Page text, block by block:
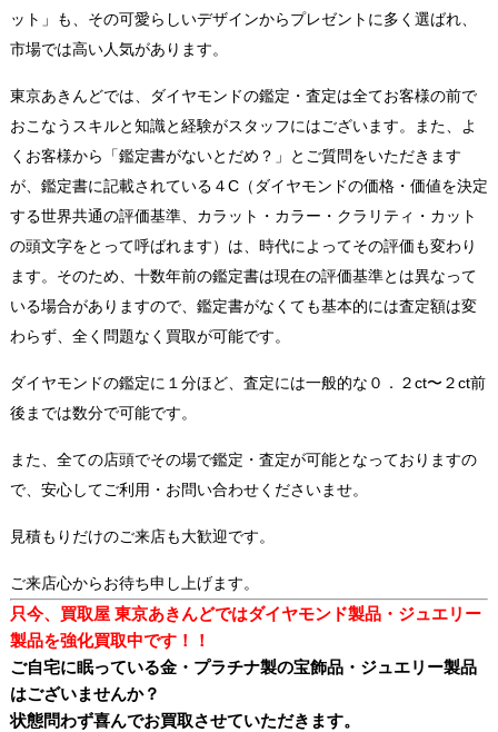
ット」も、その可愛らしいデザインからプレゼントに多く選ばれ、
市場では高い人気があります。
東京あきんどでは、ダイヤモンドの鑑定・査定は全てお客様の前で
おこなうスキルと知識と経験がスタッフにはございます。また、よ
くお客様から「鑑定書がないとだめ？」とご質問をいただきます
が、鑑定書に記載されている４C（ダイヤモンドの価格・価値を決定
する世界共通の評価基準、カラット・カラー・クラリティ・カット
の頭文字をとって呼ばれます）は、時代によってその評価も変わり
ます。そのため、十数年前の鑑定書は現在の評価基準とは異なって
いる場合がありますので、鑑定書がなくても基本的には査定額は変
わらず、全く問題なく買取が可能です。
ダイヤモンドの鑑定に１分ほど、査定には一般的な０．２ct〜２ct前
後までは数分で可能です。
また、全ての店頭でその場で鑑定・査定が可能となっておりますの
で、安心してご利用・お問い合わせくださいませ。
見積もりだけのご来店も大歓迎です。
ご来店心からお待ち申し上げます。
只今、買取屋 東京あきんどではダイヤモンド製品・ジュエリー
製品を強化買取中です！！
ご自宅に眠っている金・プラチナ製の宝飾品・ジュエリー製品
はございませんか？
状態問わず喜んでお買取させていただきます。